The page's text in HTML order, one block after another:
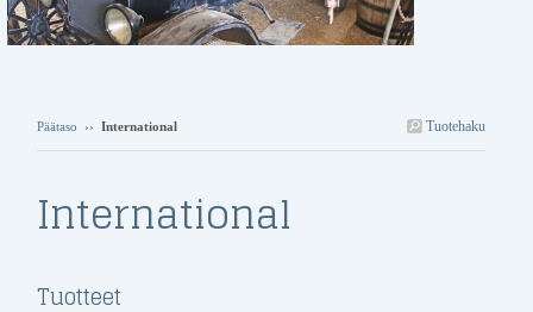
Tuotehaku
Päätaso ›› International
International
Tuotteet